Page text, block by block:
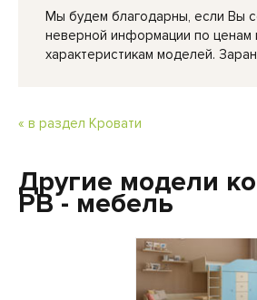
Мы будем благодарны, если Вы
неверной информации по ценам
характеристикам моделей.
« в раздел Кровати
Другие модели
РВ - мебель